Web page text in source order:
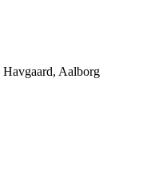
Havgaard, Aalborg